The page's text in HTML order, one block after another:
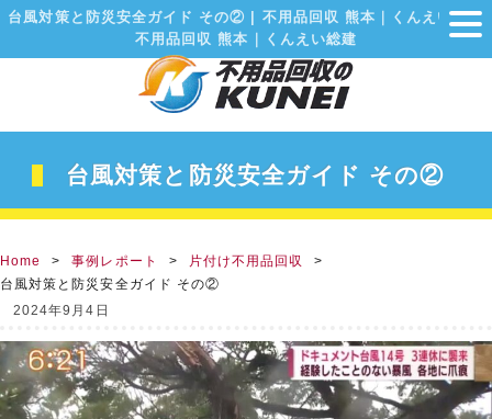
台風対策と防災安全ガイド その② | 不用品回収 熊本｜くんえい総建
不用品回収 熊本｜くんえい総建
Home 事例レポート
片付け不用品回収
台風対策と防災安全ガイド その②
台風対策と防災安全ガイド その②
2024年9月4日